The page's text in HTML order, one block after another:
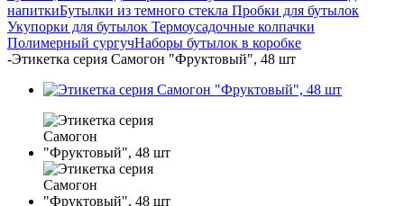
напиткиБутылки из темного стекла Пробки для бутылок
Укупорки для бутылок Термоусадочные колпачки
Полимерный сургучНаборы бутылок в коробке
-Этикетка серия Самогон "Фруктовый", 48 шт